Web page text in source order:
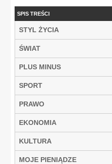
SPIS TREŚCI
STYL ŻYCIA
ŚWIAT
PLUS MINUS
SPORT
PRAWO
EKONOMIA
KULTURA
MOJE PIENIĄDZE